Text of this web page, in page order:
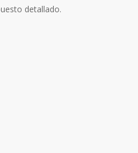
detallado.